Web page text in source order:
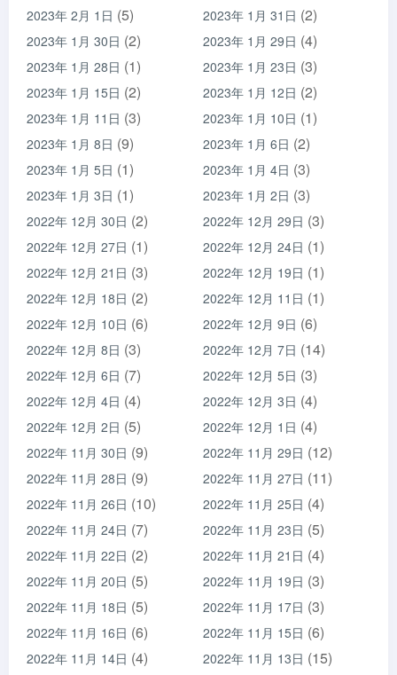
2023年 2月 1日 (5) 2023年 1月 31日 (2)
2023年 1月 30日 (2) 2023年 1月 29日 (4)
2023年 1月 28日 (1) 2023年 1月 23日 (3)
2023年 1月 15日 (2) 2023年 1月 12日 (2)
2023年 1月 11日 (3) 2023年 1月 10日 (1)
2023年 1月 8日 (9) 2023年 1月 6日 (2)
2023年 1月 5日 (1) 2023年 1月 4日 (3)
2023年 1月 3日 (1) 2023年 1月 2日 (3)
2022年 12月 30日 (2) 2022年 12月 29日 (3)
2022年 12月 27日 (1) 2022年 12月 24日 (1)
2022年 12月 21日 (3) 2022年 12月 19日 (1)
2022年 12月 18日 (2) 2022年 12月 11日 (1)
2022年 12月 10日 (6) 2022年 12月 9日 (6)
2022年 12月 8日 (3) 2022年 12月 7日 (14)
2022年 12月 6日 (7) 2022年 12月 5日 (3)
2022年 12月 4日 (4) 2022年 12月 3日 (4)
2022年 12月 2日 (5) 2022年 12月 1日 (4)
2022年 11月 30日 (9) 2022年 11月 29日 (12)
2022年 11月 28日 (9) 2022年 11月 27日 (11)
2022年 11月 26日 (10) 2022年 11月 25日 (4)
2022年 11月 24日 (7) 2022年 11月 23日 (5)
2022年 11月 22日 (2) 2022年 11月 21日 (4)
2022年 11月 20日 (5) 2022年 11月 19日 (3)
2022年 11月 18日 (5) 2022年 11月 17日 (3)
2022年 11月 16日 (6) 2022年 11月 15日 (6)
2022年 11月 14日 (4) 2022年 11月 13日 (15)